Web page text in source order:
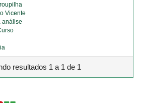
Vicente
análise
resultados 1 a 1 de 1